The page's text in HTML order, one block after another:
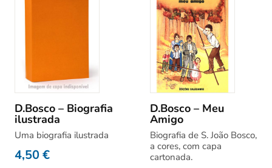
D.Bosco – Biografia
ilustrada
Uma biografia ilustrada
4,50€
D.Bosco – Meu
Amigo
Biografia de S. João Bosco,
a cores, com capa
cartonada.